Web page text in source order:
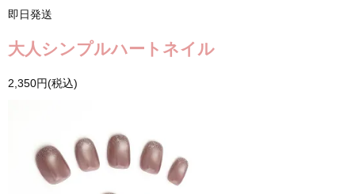
即日発送
大人シンプルハートネイル
2,350円(税込)